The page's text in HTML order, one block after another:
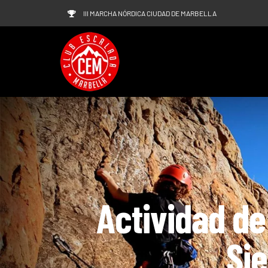
al
III MARCHA NÓRDICA CIUDAD DE MARBELLA
Actividad